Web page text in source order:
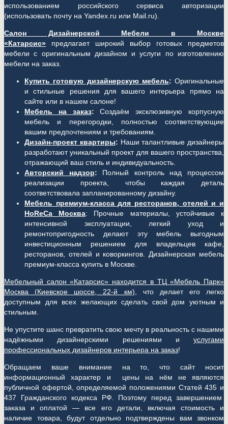
использованием российского сервиса авторизации
(использовать почту на Yandex.ru или Mail.ru).
Салон Дизайнерской Мебели в Москве
«Катарсис»
предлагает широкий выбор готовых предметов
мебели с оригинальным дизайном и услуги по изготовлению
мебели на заказ.
Купить готовую дизайнерскую мебель: Оригинальные
и стильные решения для вашего интерьера прямо на
сайте или в нашем салоне!
Мебель на заказ: Создаём эксклюзивную корпусную
мебель и перегородки, полностью соответствующие
вашим предпочтениям и требованиям.
Дизайн-проект квартиры: Наши талантливые дизайнеры
разработают уникальный проект для вашего пространства,
отражающий ваш стиль и индивидуальность.
Авторский надзор: Полный контроль над процессом
реализации проекта, чтобы каждая деталь
соответствовала запланированному дизайну.
Мебель премиум-класса для ресторанов, отелей и и
HoReCa Москва: Прочные материалы, устойчивые к
интенсивной эксплуатации, легкий уход и
ремонтопригодность делают эту мебель выгодным
инвестиционным решением для владельцев кафе,
ресторанов, отелей и коворкингов. Дизайнерская мебель
премиум-класса купить в Москве.
Мебельный салон «Катарсис» находится в ТЦ «Мебель Парк»
Москва (Киевское шоссе, 22-й км) , что делает его легко
доступным для всех желающих сделать свой дом уютным и
стильным.
Не упустите шанс превратить свою мечту в реальность с нашими
надёжными дизайнерскими решениями и услугами
профессиональных дизайнеров интерьера на заказ!
Обращаем ваше внимание на то, что сайт носит
информационный характер и цены на нём не являются
публичной офертой, определяемой положениями Статей 435 и
437 Гражданского кодекса РФ. Поэтому перед завершением
заказа и оплатой — все его детали, включая стоимость и
наличие товара, будут отдельно подтверждены вам звонком